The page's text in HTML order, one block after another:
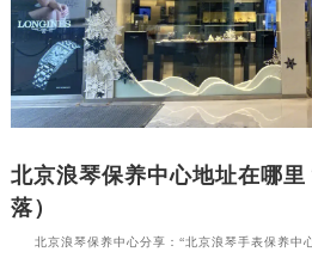
北京浪琴保养中心地址在哪
落）
北京浪琴保养中心分享：“北京浪琴手表保养中